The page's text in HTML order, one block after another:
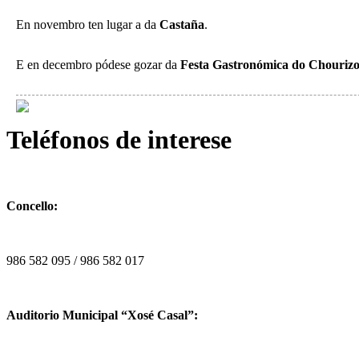
En novembro ten lugar a da Castaña.
E en decembro pódese gozar da Festa Gastronómica do Chourizo
Teléfonos de interese
Concello:
986 582 095 / 986 582 017
Auditorio Municipal “Xosé Casal”: